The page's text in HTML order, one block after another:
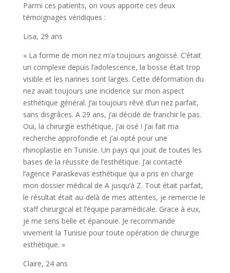
Parmi ces patients, on vous apporte ces deux
témoignages véridiques :
Lisa, 29 ans
« La forme de mon nez m’a toujours angoissé. C’était
un complexe depuis l’adolescence, la bosse était trop
visible et les narines sont larges. Cette déformation du
nez avait toujours une incidence sur mon aspect
esthétique général. J’ai toujours rêvé d’un nez parfait,
sans disgrâces. A 29 ans, j’ai décidé de franchir le pas.
Oui, la chirurgie esthétique, j’ai osé ! J’ai fait ma
recherche approfondie et j’ai opté pour une
rhinoplastie en Tunisie. Un pays qui jouit de toutes les
bases de la réussite de l’esthétique. J’ai contacté
l’agence Paraskevas esthétique qui a pris en charge
mon dossier médical de A jusqu’à Z. Tout était parfait,
le résultat était au-delà de mes attentes, je remercie le
staff chirurgical et l’équipe paramédicale. Grace à eux,
je me sens belle et épanouie. Je recommande
vivement la Tunisie pour toute opération de chirurgie
esthétique. »
Claire, 24 ans